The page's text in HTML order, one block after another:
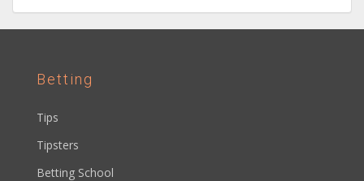
Betting
Tips
Tipsters
Betting School